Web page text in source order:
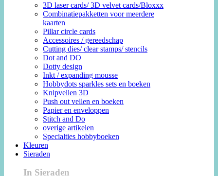
3D laser cards/ 3D velvet cards/Bloxxx
Combinatiepakketten voor meerdere
kaarten
Pillar circle cards
Accessoires / gereedschap
Cutting dies/ clear stamps/ stencils
Dot and DO
Dotty design
Inkt / expanding mousse
Hobbydots sparkles sets en boeken
Knipvellen 3D
Push out vellen en boeken
Papier en enveloppen
Stitch and Do
overige artikelen
Specialties hobbyboeken
Kleuren
Sieraden
In Sieraden